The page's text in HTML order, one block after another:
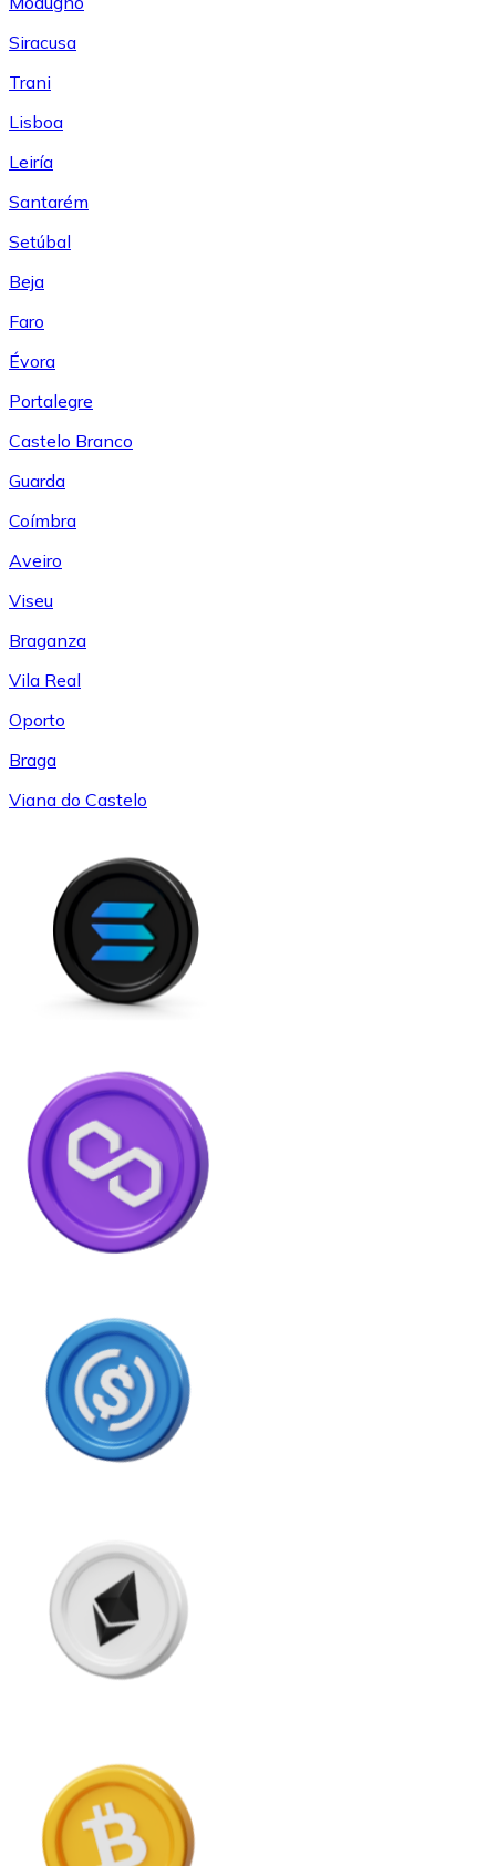
Siracusa
Trani
Lisboa
Leiría
Santarém
Setúbal
Beja
Faro
Évora
Portalegre
Castelo Branco
Guarda
Coímbra
Aveiro
Viseu
Braganza
Vila Real
Oporto
Braga
Viana do Castelo